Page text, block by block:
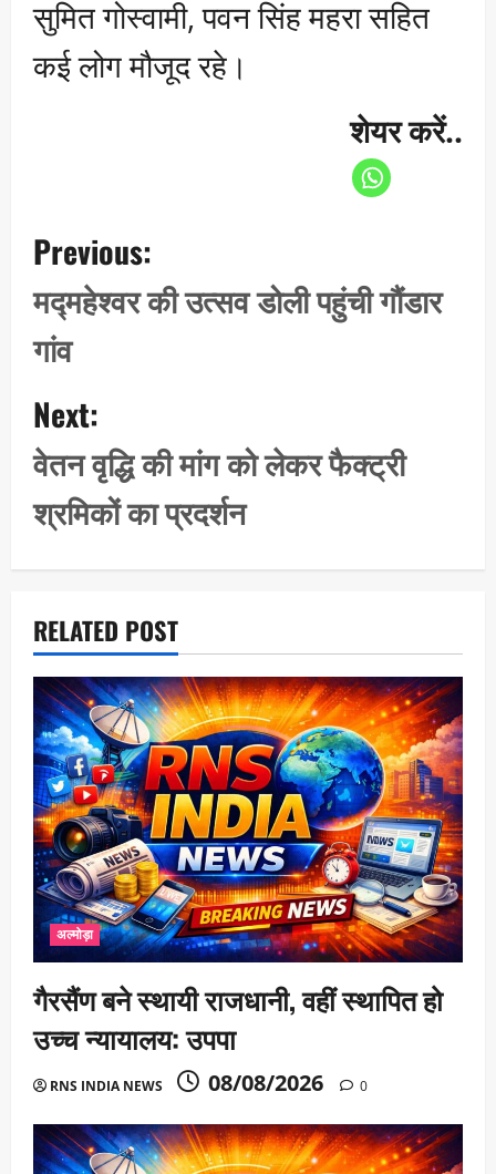
सुमित गोस्वामी, पवन सिंह महरा सहित
कई लोग मौजूद रहे।
शेयर करें..
o
s
t
n
v
i
g
a
i
o
n
Previous:
मद्महेश्वर की उत्सव डोली पहुंची गौंडार
गांव
Next:
वेतन वृद्धि की मांग को लेकर फैक्ट्री
श्रमिकों का प्रदर्शन
RELATED POST
अल्मोड़ा
गैरसैंण बने स्थायी राजधानी, वहीं स्थापित हो
उच्च न्यायालय: उपपा
RNS INDIA NEWS 08/08/2026 0